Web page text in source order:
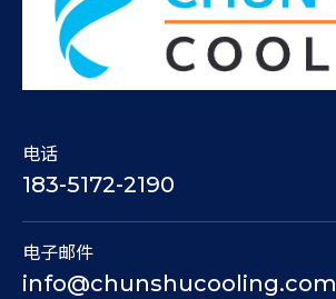
电话
183-5172-2190
电子邮件
info@chunshucooling.com